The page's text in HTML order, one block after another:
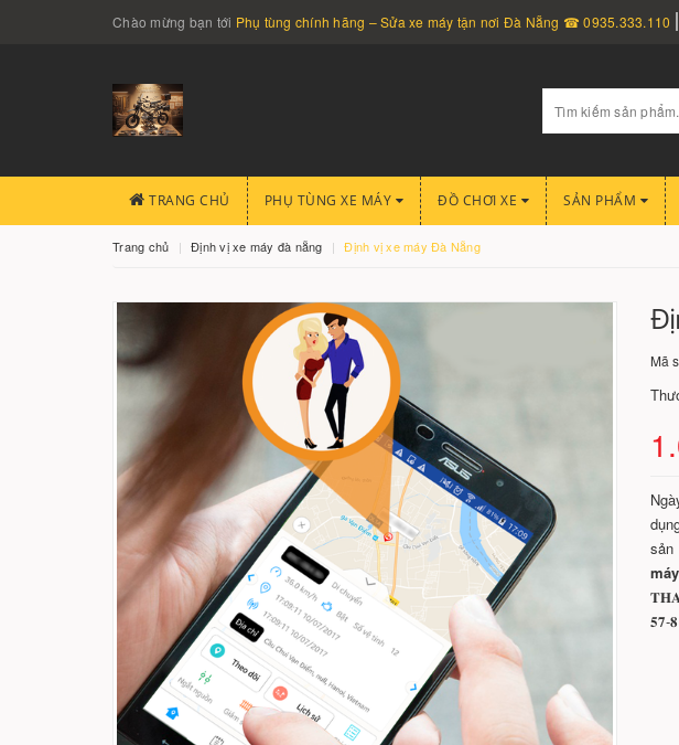
Chào mừng bạn tới Phụ tùng chính hãng – Sửa xe máy tận nơi Đà Nẵng ☎ 0935.333.110
TRANG CHỦ PHỤ TÙNG XE MÁY ĐỒ CHƠI XE SẢN PHẨM
Trang chủ Định vị xe máy đà nẵng Định vị xe máy Đà Nẵng
Mã
sản
máy
𝟓𝟕-